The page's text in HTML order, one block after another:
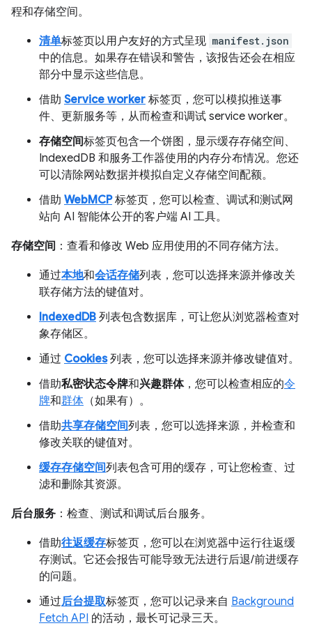
程和存储空间。
清单标签页以用户友好的方式呈现 manifest.json
中的信息。如果存在错误和警告，该报告还会在相应
部分中显示这些信息。
借助 Service worker 标签页，您可以模拟推送事
件、更新服务等，从而检查和调试 service worker。
存储空间标签页包含一个饼图，显示缓存存储空间、
IndexedDB 和服务工作器使用的内存分布情况。您还
可以清除网站数据并模拟自定义存储空间配额。
借助 WebMCP标签页，您可以检查、调试和测试网
站向 AI 智能体公开的客户端 AI 工具。
存储空间 ：查看和修改 Web 应用使用的不同存储方法。
通过本地和会话存储列表，您可以选择来源并修改关
联存储方法的键值对。
IndexedDB 列表包含数据库，可让您从浏览器检查对
象存储区。
通过 Cookies列表，您可以选择来源并修改键值对。
借助私密状态令牌和兴趣群体，您可以检查相应的令
牌和群体 （如果有）。
借助共享存储空间列表，您可以选择来源，并检查和
修改关联的键值对。
缓存存储空间列表包含可用的缓存，可让您检查、过
滤和删除其资源。
后台服务 ：检查、测试和调试后台服务。
借助往返缓存标签页，您可以在浏览器中运行往返缓
存测试。它还会报告可能导致无法进行后退/前进缓存
的问题。
通过后台提取标签页，您可以记录来自 Background
Fetch API 的活动，最长可记录三天。